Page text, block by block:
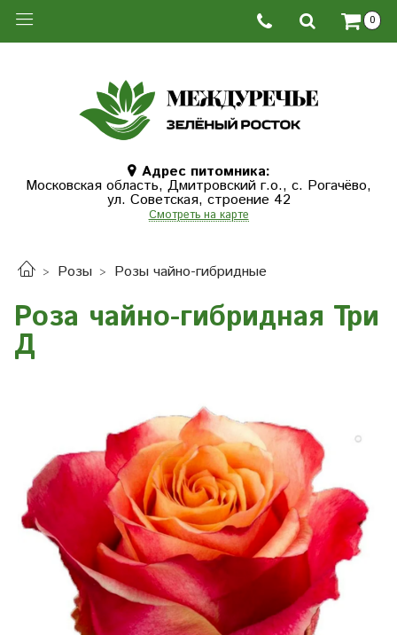
0
Адрес питомника:
Московская область, Дмитровcкий г.о., с. Рогачёво,
ул. Советская, строение 42
Смотреть на карте
Розы Розы чайно-гибридные
Роза чайно-гибридная Три
Д